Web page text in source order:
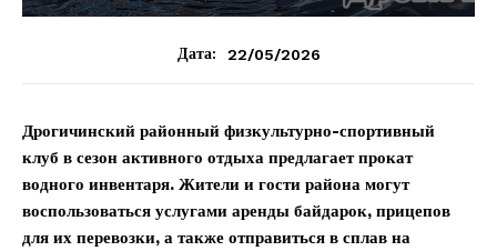
Дата: 22/05/2026
Дрогичинский районный физкультурно-спортивный
клуб в сезон активного отдыха предлагает прокат
водного инвентаря. Жители и гости района могут
воспользоваться услугами аренды байдарок, прицепов
для их перевозки, а также отправиться в сплав на